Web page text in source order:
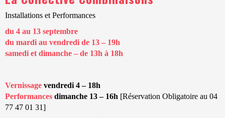
Installations et Performances
du 4 au 13 septembre
du mardi au vendredi de 13 – 19h
samedi et dimanche – de 13h à 18h
Vernissage vendredi 4 – 18h
Performances dimanche 13 – 16h [Réservation Obligatoire au 04
77 47 01 31]